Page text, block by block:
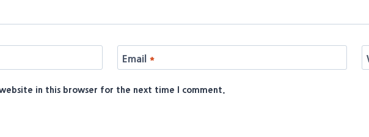
Email *
in this browser for the next time I comment.